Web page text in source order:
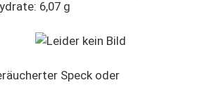
6,07 g
Speck oder